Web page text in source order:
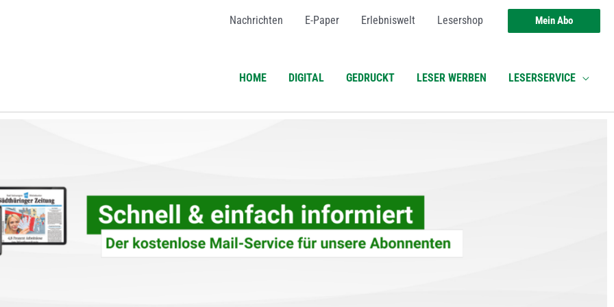
Nachrichten E-Paper Erlebniswelt Lesershop Mein Abo
HOME DIGITAL GEDRUCKT LESER WERBEN LESERSERVICE